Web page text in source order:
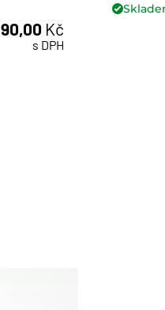
90,00 Kč
s DPH